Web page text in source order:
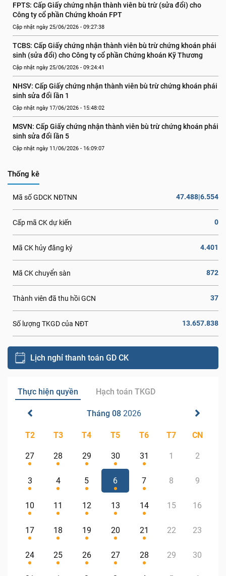
FPTS: Cấp Giấy chứng nhận thành viên bù trừ (sửa đổi) cho
Công ty cổ phần Chứng khoán FPT
Cập nhật ngày 25/06/2026 - 09:27:38
TCBS: Cấp Giấy chứng nhận thành viên bù trừ chứng khoán phái
sinh (sửa đổi) cho Công ty cổ phần Chứng khoán Kỹ Thương
Cập nhật ngày 25/06/2026 - 09:24:41
NHSV: Cấp Giấy chứng nhận thành viên bù trừ chứng khoán phái
sinh sửa đổi lần 1
Cập nhật ngày 17/06/2026 - 15:48:02
MSVN: Cấp Giấy chứng nhận thành viên bù trừ chứng khoán phái
sinh sửa đổi lần 5
Cập nhật ngày 11/06/2026 - 16:09:07
Thống kê
Mã số GDCK NĐTNN 47.488|6.554
Cấp mã CK dự kiến 0
Mã CK hủy đăng ký 4.401
Mã CK chuyển sàn 872
Thành viên đã thu hồi GCN 37
Số lượng TKGD của NĐT 13.657.838
Lịch nghỉ thanh toán GD CK
Thực hiện quyền Hạch toán TKGD
Tháng 08 2026
T2 T3 T4 T5 T6 T7 CN
27 28 29 30 31 1 2
3 4 5 6 7 8 9
10 11 12 13 14 15 16
17 18 19 20 21 22 23
24 25 26 27 28 29 30